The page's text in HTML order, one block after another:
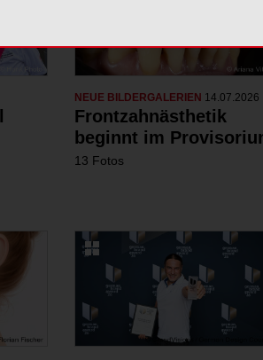
NEUE BILDERGALERIEN 14.07.2026
Frontzahnästhetik
beginnt im
13 Fotos